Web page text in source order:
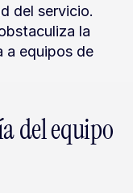
del servicio.
la
a equipos de
del equipo